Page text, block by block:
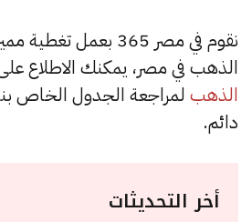
نقوم في مصر 365 بعمل
الذهب في مصر، يمكنك الاطلاع
الذهب لمراجعة الجدول الخاص
دائم.
أخر التحديثات